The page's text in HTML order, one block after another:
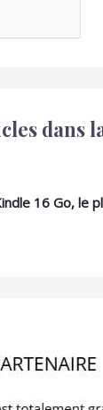
dans
16 Go, le